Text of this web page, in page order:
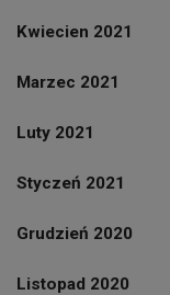
Kwiecien 2021
Marzec 2021
Luty 2021
Styczeń 2021
Grudzień 2020
Listopad 2020